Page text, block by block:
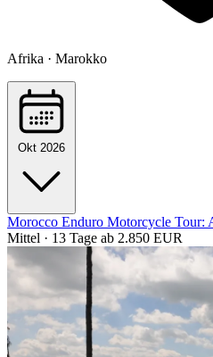
Afrika · Marokko
Okt 2026
Morocco Enduro Motorcycle Tour:
Mittel · 13 Tage ab 2.850 EUR